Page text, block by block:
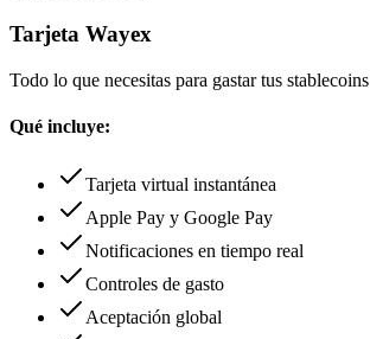
Tarjeta Wayex
Todo lo que necesitas para gastar tus stablecoins
Qué incluye:
Tarjeta virtual instantánea
Apple Pay y Google Pay
Notificaciones en tiempo real
Controles de gasto
Aceptación global